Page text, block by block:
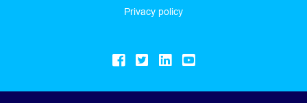
Privacy policy